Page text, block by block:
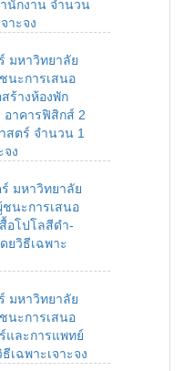
นักงาน จำนวน
าะจง
มหาวิทยาลัย
นะการเสนอ
ร้างห้องพัก
อาคารฟิสิกส์ 2
ตร์ จำนวน 1
จง
มหาวิทยาลัย
ชนะการเสนอ
อโปโลสีดำ-
ยวิธีเฉพาะ
มหาวิทยาลัย
นะการเสนอ
และการแพทย์
เฉพาะเจาะจง